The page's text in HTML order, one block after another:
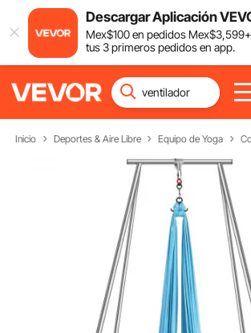
Descargar Aplicación
Mex$100en pedidos Mex$3,599
tus 3 primeros pedidos en app.
Inicio Deportes & Aire Libre Equipo de Yoga